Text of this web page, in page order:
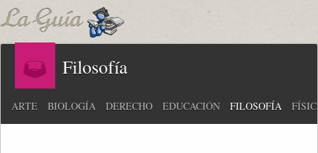
Filosofía
ARTE BIOLOGÍA DERECHO EDUCACIÓN FILOSOFÍA